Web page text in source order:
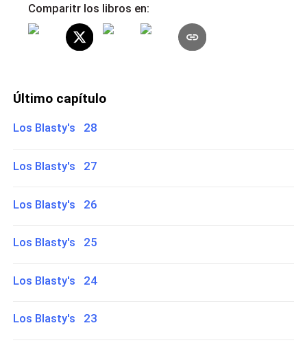
Comparitr los libros en:
Último capítulo
Los Blasty's 28
Los Blasty's 27
Los Blasty's 26
Los Blasty's 25
Los Blasty's 24
Los Blasty's 23